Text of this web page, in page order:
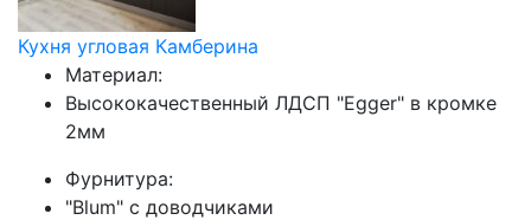
Кухня угловая Камберина
Материал:
Высококачественный ЛДСП "Egger" в кромке
2мм
Фурнитура:
"Blum" с доводчиками